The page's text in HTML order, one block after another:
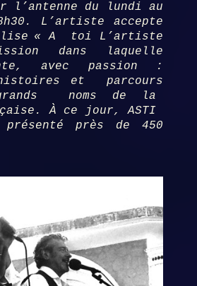
l’antenne du lundi au
L’artiste accepte
« A toi L’artiste
dans laquelle
avec passion :
histoires et parcours
noms de la
À ce jour, ASTI
près de 450